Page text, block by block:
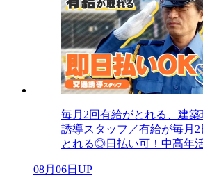
毎月2回有給がとれる、建
誘導スタッフ／有給が毎月2
とれる◎日払い可！中高年
08月06日UP